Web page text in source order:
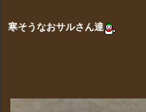
寒そうなおサルさん達